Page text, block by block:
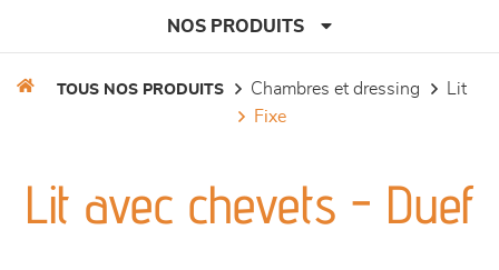
NOS PRODUITS
séjours
TOUS NOS PRODUITS chambres et dressing
lit
fixe
Lit avec chevets - Duef